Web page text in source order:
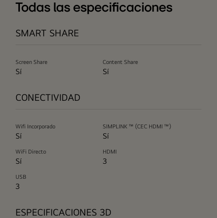
Todas las especificaciones
SMART SHARE
Screen Share
Sí
Content Share
Sí
CONECTIVIDAD
Wifi Incorporado
Sí
SIMPLINK ™ (CEC HDMI ™)
Sí
WiFi Directo
Sí
HDMI
3
USB
3
ESPECIFICACIONES 3D